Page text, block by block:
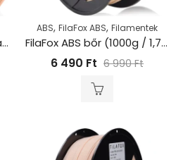
GST3D PLA+ Világos rózsaszín (1kg – 1,75mm)
ABS, FilaFox ABS, Filamentek
FilaFox ABS bőr (1000g / 1,75mm)
6 490 Ft 6 990Ft